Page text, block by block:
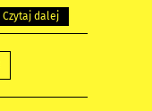
Czytaj dalej